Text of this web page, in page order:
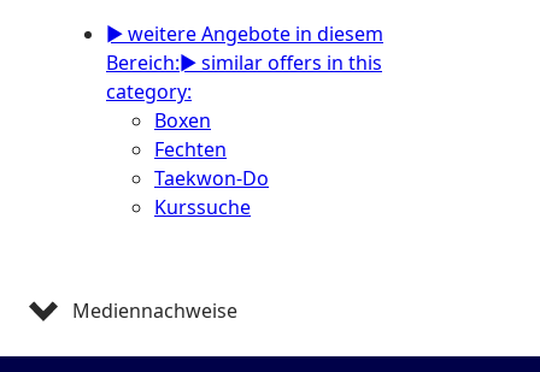
► weitere Angebote in diesem
Bereich:► similar offers in this
category:
Boxen
Fechten
Taekwon-Do
Kurssuche
Mediennachweise